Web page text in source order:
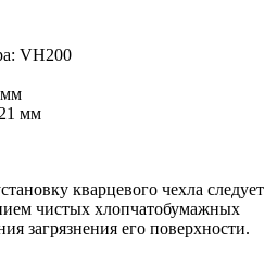
VH200
мм
мм
кварцевого чехла следует
чистых хлопчатобумажных
загрязнения его поверхности.